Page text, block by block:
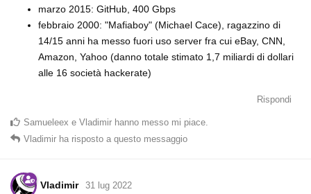
marzo 2015: GitHub, 400 Gbps
febbraio 2000: "Mafiaboy" (Michael Cace), ragazzino di
14/15 anni ha messo fuori uso server fra cui eBay, CNN,
Amazon, Yahoo (danno totale stimato 1,7 miliardi di dollari
alle 16 società hackerate)
Rispondi
Samueleex e Vladimir hanno messo mi piace.
Vladimir ha risposto a questo messaggio
Vladimir 31 lug 2022